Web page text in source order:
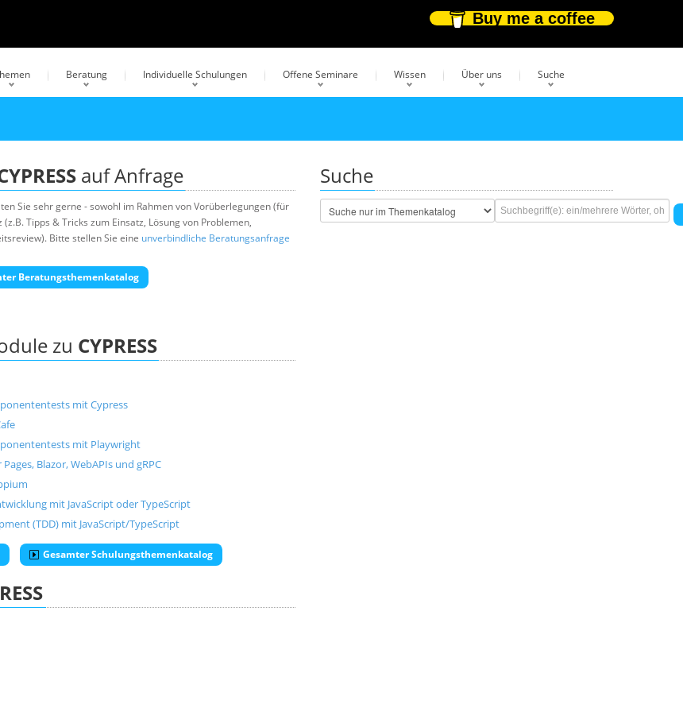
Buy me a coffee
Beratung Individuelle Schulungen Offene Seminare Wissen Über uns Suche
auf Anfrage
Sie sehr gerne - sowohl im Rahmen von Vorüberlegungen (für
Tipps & Tricks zum Einsatz, Lösung von Problemen,
Bitte stellen Sie eine unverbindliche Beratungsanfrage
Beratungsthemenkatalog
zu CYPRESS
mit Cypress
mit Playwright
Blazor, WebAPIs und gRPC
mit JavaScript oder TypeScript
(TDD) mit JavaScript/TypeScript
Gesamter Schulungsthemenkatalog
Suche